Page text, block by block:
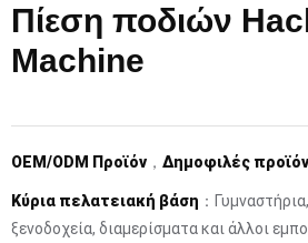
Πίεση ποδιών
Machine
OEM/ODM Προϊόν ， Δημοφιλές προϊόν
Κύρια πελατειακή βάση ：
ξενοδοχεία, διαμερίσματα και άλλοι